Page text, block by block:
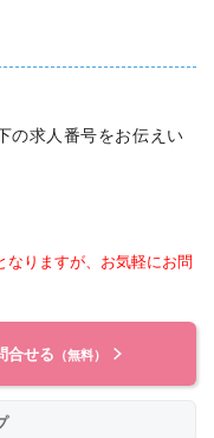
の求人番号をお伝えい
りますが、お気軽にお問
合せる （無料）